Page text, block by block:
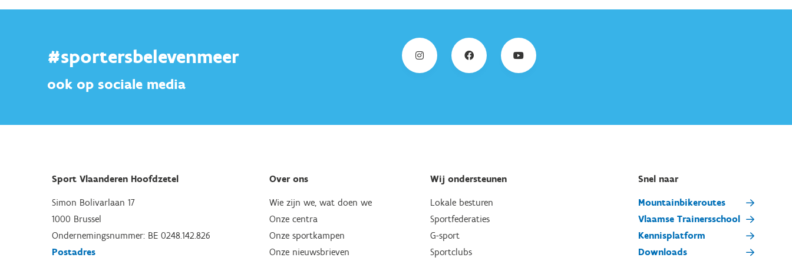
#sportersbelevenmeer
ook op sociale media
Sport Vlaanderen Hoofdzetel
Simon Bolivarlaan 17
1000 Brussel
Ondernemingsnummer: BE 0248.142.826
Postadres
Over ons
Wie zijn we, wat doen we
Onze centra
Onze sportkampen
Onze nieuwsbrieven
Wij ondersteunen
Lokale besturen
Sportfederaties
G-sport
Sportclubs
Snel naar
Mountainbikeroutes
Vlaamse Trainersschool
Kennisplatform
Downloads